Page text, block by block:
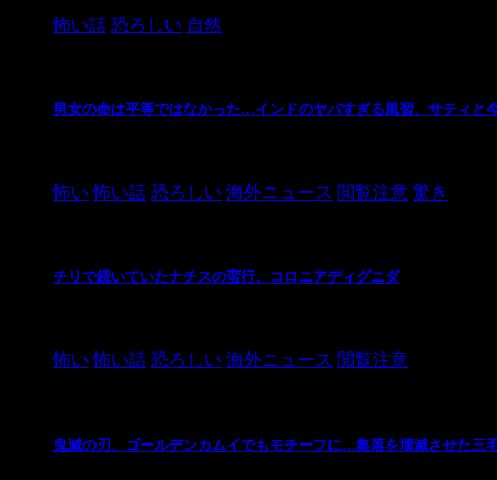
怖い話 恐ろしい 自然
男女の命は平等ではなかった…インドのヤバすぎる風習、サティと
怖い 怖い話 恐ろしい 海外ニュース 閲覧注意 驚き
チリで続いていたナチスの蛮行、コロニアディグニダ
怖い 怖い話 恐ろしい 海外ニュース 閲覧注意
鬼滅の刃、ゴールデンカムイでもモチーフに…集落を壊滅させた三